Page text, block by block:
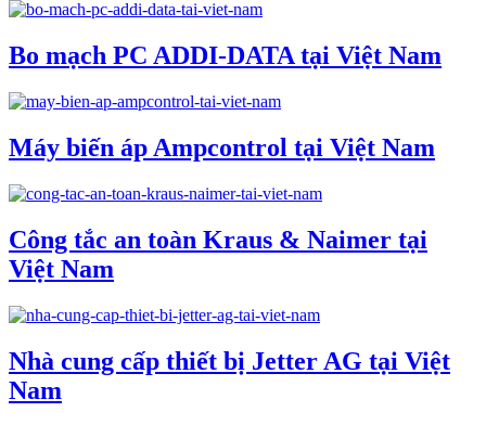
Bo mạch PC ADDI-DATA tại Việt Nam
Máy biến áp Ampcontrol tại Việt Nam
Công tắc an toàn Kraus & Naimer tại
Việt Nam
Nhà cung cấp thiết bị Jetter AG tại Việt
Nam